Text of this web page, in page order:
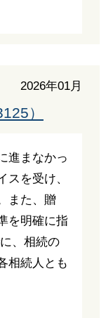
2026年01月
）
進まなかっ
スを受け、
また、贈
を明確に指
、相続の
相続人とも